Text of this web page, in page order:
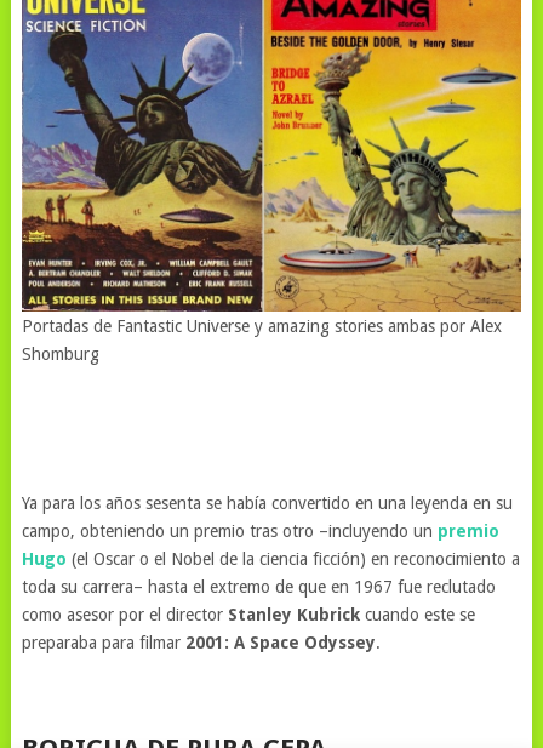
Portadas de Fantastic Universe y amazing stories ambas por Alex
Shomburg
Ya para los años sesenta se había convertido en una leyenda en su
campo, obteniendo un premio tras otro –incluyendo un premio
Hugo (el Oscar o el Nobel de la ciencia ficción) en reconocimiento a
toda su carrera– hasta el extremo de que en 1967 fue reclutado
como asesor por el directorStanley Kubrickcuando este se
preparaba para filmar 2001: A Space Odyssey.